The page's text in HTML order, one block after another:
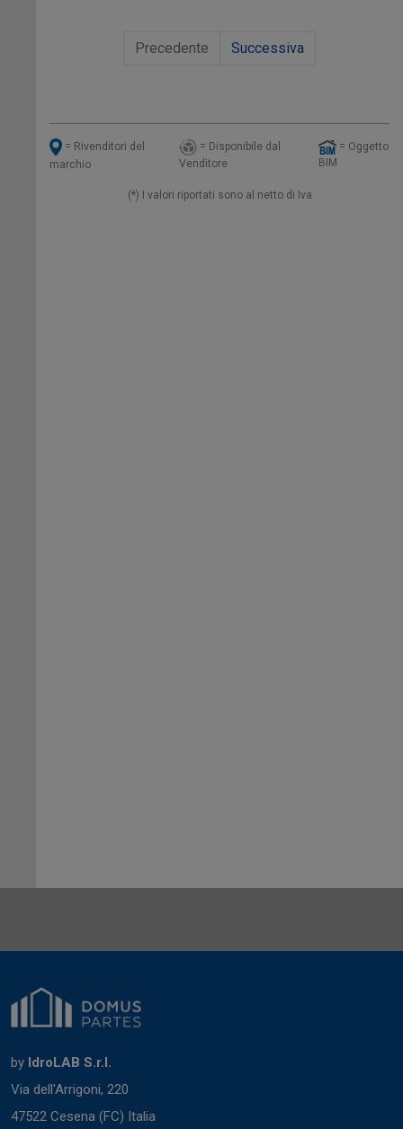
Precedente Successiva
= Rivenditori del
marchio
= Disponibile dal
Venditore
= Oggetto
BIM
(*) I valori riportati sono al netto di Iva
by IdroLAB S.r.l.
Via dell'Arrigoni, 220
47522 Cesena (FC) Italia